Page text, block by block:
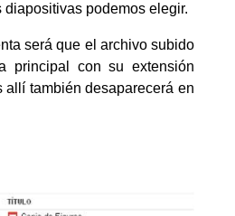
podemos elegir.
será que el archivo subido
principal con su extensión
también desaparecerá en